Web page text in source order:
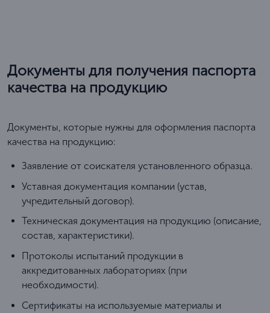
Документы для получения паспорта
качества на продукцию
Документы, которые нужны для оформления паспорта
качества на продукцию:
Заявление от соискателя установленного образца.
Уставная документация компании (устав,
учредительный договор).
Техническая документация на продукцию (описание,
состав, характеристики).
Протоколы испытаний продукции в
аккредитованных лабораториях (при
необходимости).
Сертификаты на используемые материалы и